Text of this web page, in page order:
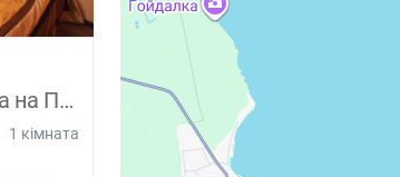
Однокімнатна квартира на Подолі, Wi-Fi
1 кімната